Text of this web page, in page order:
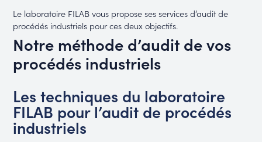
Le laboratoire FILAB vous propose ses services d’audit de
procédés industriels pour ces deux objectifs.
Notre méthode d’audit de vos
procédés industriels
Les techniques du laboratoire
FILAB pour l’audit de procédés
industriels